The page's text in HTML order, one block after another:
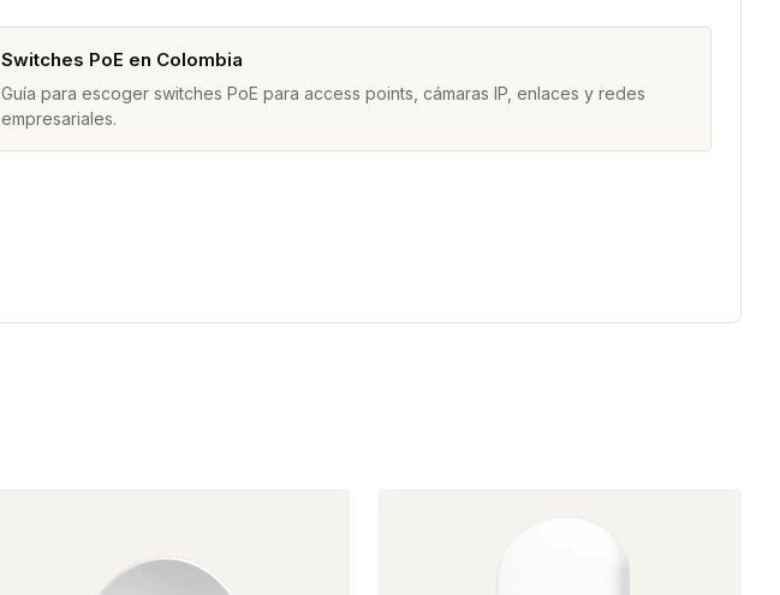
Switches PoE en Colombia
Guía para escoger switches PoE para access points, cámaras IP, enlaces y redes
empresariales.